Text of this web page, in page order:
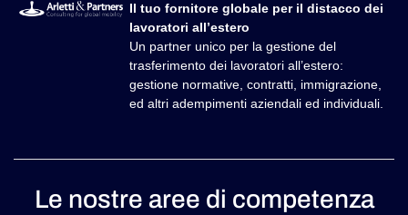
Il tuo fornitore globale per il distacco dei
lavoratori all’estero
Un partner unico per la gestione del
trasferimento dei lavoratori all’estero:
gestione normative, contratti, immigrazione,
ed altri adempimenti aziendali ed individuali.
Le nostre aree di competenza